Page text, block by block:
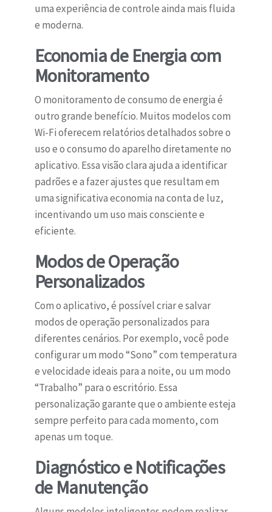
uma experiência de controle ainda mais fluida
e moderna.
Economia de Energia com
Monitoramento
O monitoramento de consumo de energia é
outro grande benefício. Muitos modelos com
Wi-Fi oferecem relatórios detalhados sobre o
uso e o consumo do aparelho diretamente no
aplicativo. Essa visão clara ajuda a identificar
padrões e a fazer ajustes que resultam em
uma significativa economia na conta de luz,
incentivando um uso mais consciente e
eficiente.
Modos de Operação
Personalizados
Com o aplicativo, é possível criar e salvar
modos de operação personalizados para
diferentes cenários. Por exemplo, você pode
configurar um modo “Sono” com temperatura
e velocidade ideais para a noite, ou um modo
“Trabalho” para o escritório. Essa
personalização garante que o ambiente esteja
sempre perfeito para cada momento, com
apenas um toque.
Diagnóstico e Notificações
de Manutenção